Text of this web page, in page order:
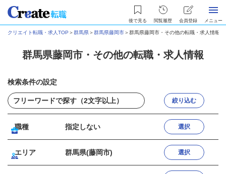
後で見る 閲覧履歴 会員登録 メニュー
クリエイト転職・求人TOP ＞群馬県＞群馬県藤岡市＞群馬県藤岡市・その他の転職・求人情報
群馬県藤岡市・その他の転職・求人情報
検索条件の設定
絞り込む
職種 指定しない 選択
エリア 群馬県(藤岡市) 選択